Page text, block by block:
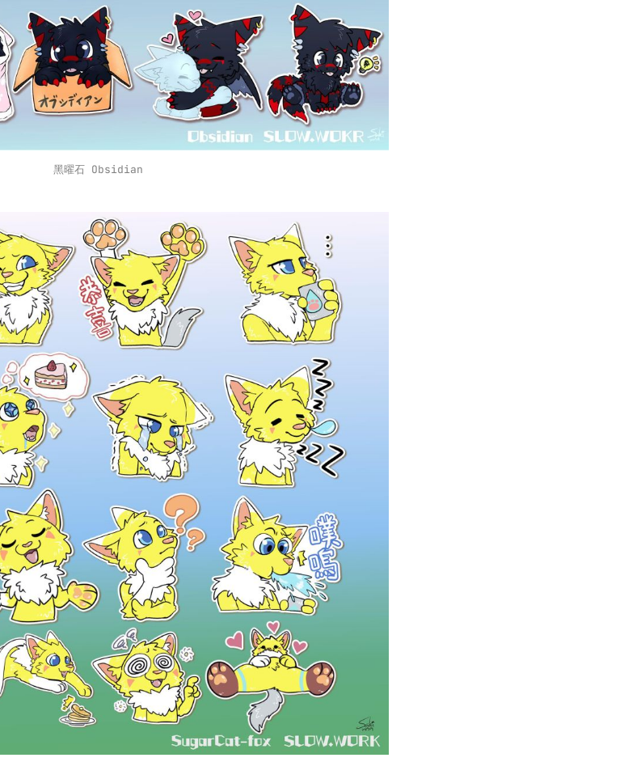
黑曜石 Obsidian